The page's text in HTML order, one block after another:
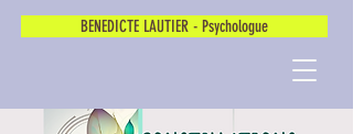
BENEDICTE LAUTIER - Psychologue